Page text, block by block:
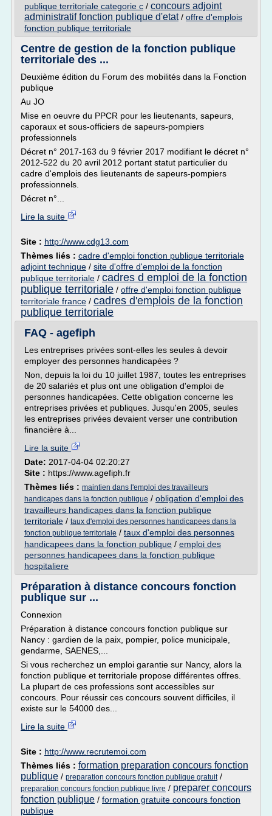
publique territoriale categorie c / concours adjoint
administratif fonction publique d'etat/ offre d'emplois
fonction publique territoriale
Centre de gestion de la fonction publique
territoriale des ...
Deuxième édition du Forum des mobilités dans la Fonction
publique
Au JO
Mise en oeuvre du PPCR pour les lieutenants, sapeurs,
caporaux et sous-officiers de sapeurs-pompiers
professionnels
Décret n° 2017-163 du 9 février 2017 modifiant le décret n°
2012-522 du 20 avril 2012 portant statut particulier du
cadre d'emplois des lieutenants de sapeurs-pompiers
professionnels.
Décret n°...
Lire la suite
Site : http://www.cdg13.com
Thèmes liés : cadre d'emploi fonction publique territoriale
adjoint technique / site d'offre d'emploi de la fonction
publique territoriale / cadres d emploi de la fonction
publique territoriale / offre d'emploi fonction publique
territoriale france / cadres d'emplois de la fonction
publique territoriale
FAQ - agefiph
Les entreprises privées sont-elles les seules à devoir
employer des personnes handicapées ?
Non, depuis la loi du 10 juillet 1987, toutes les entreprises
de 20 salariés et plus ont une obligation d'emploi de
personnes handicapées. Cette obligation concerne les
entreprises privées et publiques. Jusqu'en 2005, seules
les entreprises privées devaient verser une contribution
financière à...
Lire la suite
Date: 2017-04-04 02:20:27
Site : https://www.agefiph.fr
Thèmes liés : maintien dans l'emploi des travailleurs
handicapes dans la fonction publique / obligation d'emploi des
travailleurs handicapes dans la fonction publique
territoriale / taux d'emploi des personnes handicapees dans la
fonction publique territoriale / taux d'emploi des personnes
handicapees dans la fonction publique / emploi des
personnes handicapees dans la fonction publique
hospitaliere
Préparation à distance concours fonction
publique sur ...
Connexion
Préparation à distance concours fonction publique sur
Nancy : gardien de la paix, pompier, police municipale,
gendarme, SAENES,...
Si vous recherchez un emploi garantie sur Nancy, alors la
fonction publique et territoriale propose différentes offres.
La plupart de ces professions sont accessibles sur
concours. Pour réussir ces concours souvent difficiles, il
existe sur le 54000 des...
Lire la suite
Site : http://www.recrutemoi.com
Thèmes liés : formation preparation concours fonction
publique / preparation concours fonction publique gratuit/
preparation concours fonction publique livre / preparer concours
fonction publique / formation gratuite concours fonction
publique